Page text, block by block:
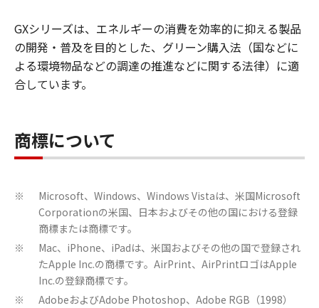
GXシリーズは、エネルギーの消費を効率的に抑える製品
の開発・普及を目的とした、グリーン購入法（国などに
よる環境物品などの調達の推進などに関する法律）に適
合しています。
商標について
※
Microsoft、Windows、Windows Vistaは、米国Microsoft
Corporationの米国、日本およびその他の国における登録
商標または商標です。
※
Mac、iPhone、iPadは、米国およびその他の国で登録され
たApple Inc.の商標です。AirPrint、AirPrintロゴはApple
Inc.の登録商標です。
※
AdobeおよびAdobe Photoshop、Adobe RGB（1998）